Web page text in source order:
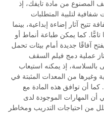
المصنوع من مادة تايفك، إذ
لتلبية المتطلبات
تتيح آثار إضاءة إبداعية، بينما
تامًّا. كما يمكن طباعة أنماط أو
آفاقًا جديدة أمام بيئات تحمل
عملية دمج فيلم السقف
بالسلاسة، إذ يمكنه استيعاب
وغيرها من المعدات المثبتة في
أن توافق هذه المادة مع
أن المهارات الموجودة لدى
من احتياجات التدريب ومخاطر